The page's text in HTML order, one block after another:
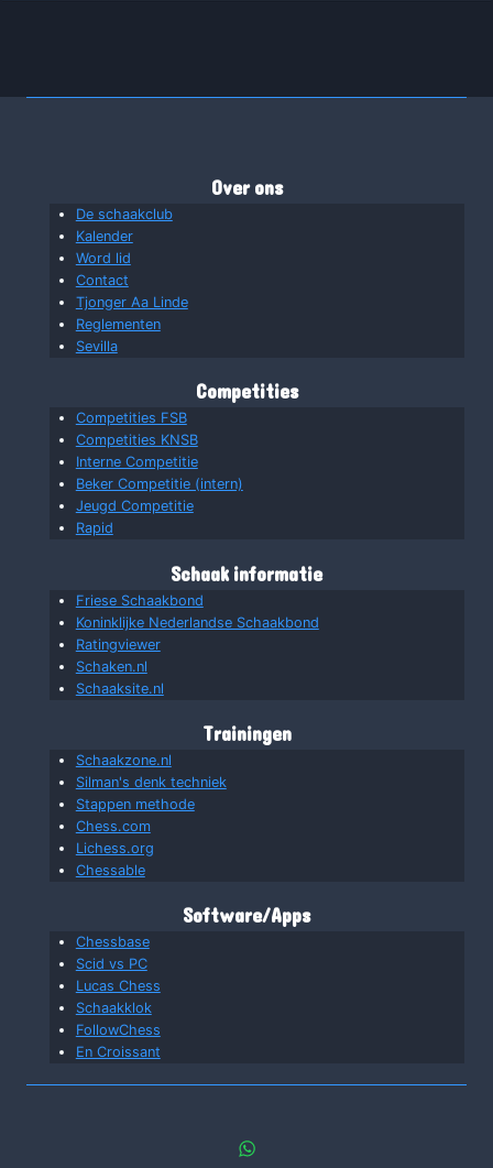
Over ons
De schaakclub
Kalender
Word lid
Contact
Tjonger Aa Linde
Reglementen
Sevilla
Competities
Competities FSB
Competities KNSB
Interne Competitie
Beker Competitie (intern)
Jeugd Competitie
Rapid
Schaak informatie
Friese Schaakbond
Koninklijke Nederlandse Schaakbond
Ratingviewer
Schaken.nl
Schaaksite.nl
Trainingen
Schaakzone.nl
Silman's denk techniek
Stappen methode
Chess.com
Lichess.org
Chessable
Software/Apps
Chessbase
Scid vs PC
Lucas Chess
Schaakklok
FollowChess
En Croissant